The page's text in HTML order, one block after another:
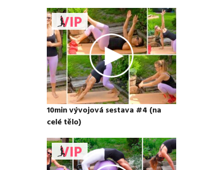
10min vývojová sestava #4 (na
celé tělo)